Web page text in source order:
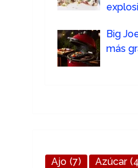
Big
más
Ajo (7) Azúcar